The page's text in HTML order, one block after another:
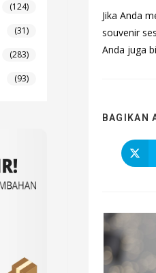
Jika Anda
souvenir
Anda juga
BAGIKAN
(124)
(31)
(283)
(93)